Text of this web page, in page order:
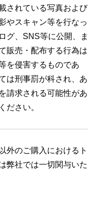
されている写真および
やスキャン等を行なっ
グ、SNS等に公開、ま
販売・配布する行為は
を侵害するものであ
は刑事罰が科され、あ
請求される可能性があ
ださい。
外のご購入におけるト
弊社では一切関与いた